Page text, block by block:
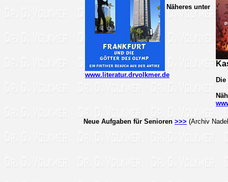
Näheres unter
www.literatur.drvolkmer.de
Neue Aufgaben für Senioren >>> (Archiv